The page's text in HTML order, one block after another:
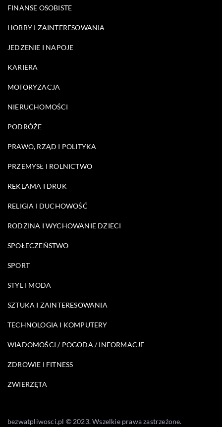
FINANSE OSOBISTE
HOBBY I ZAINTERESOWANIA
JEDZENIE I NAPOJE
KARIERA
MOTORYZACJA
NIERUCHOMOŚCI
PODRÓŻE
PRAWO, RZĄD I POLITYKA
PRZEMYSŁ I ROLNICTWO
REKLAMA I DRUK
RELIGIA I DUCHOWOŚĆ
RODZINA I WYCHOWANIE DZIECI
SPOŁECZEŃSTWO
SPORT
STYL I MODA
SZTUKA I ZAINTERESOWANIA
TECHNOLOGIA I KOMPUTERY
WIADOMOŚCI / POGODA / INFORMACJE
ZDROWIE I FITNESS
ZWIERZĘTA
bezwatpliwosci.pl © 2023. Wszelkie prawa zastrzeżone.